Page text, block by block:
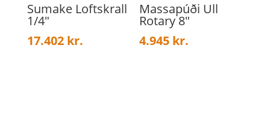
Sumake Loftskrall
1/4″
17.402 kr.
Massapúði Ull
Rotary 8″
4.945 kr.